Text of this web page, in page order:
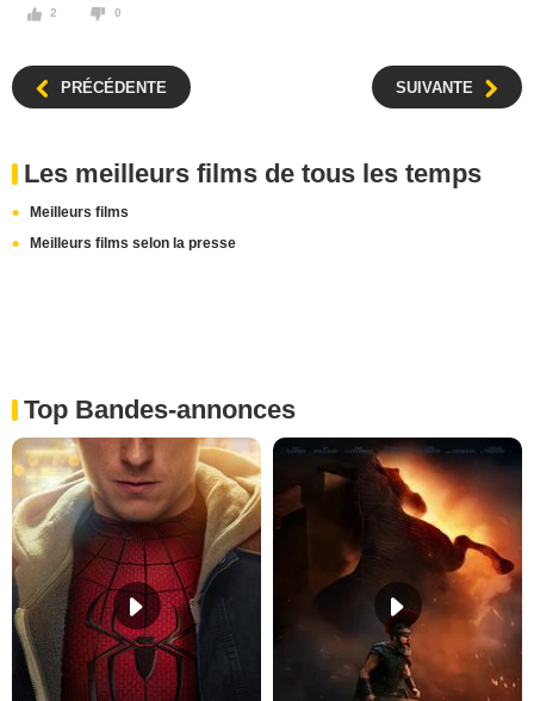
2 0
PRÉCÉDENTE SUIVANTE
Les meilleurs films de tous les temps
Meilleurs films
Meilleurs films selon la presse
Top Bandes-annonces